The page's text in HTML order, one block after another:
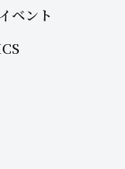
ベント